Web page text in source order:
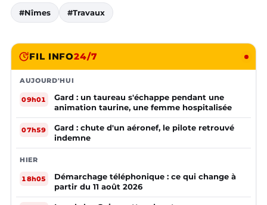
#Nîmes #Travaux
FIL INFO24/7
AUJOURD'HUI
09h01
Gard : un taureau s'échappe pendant une
animation taurine, une femme hospitalisée
07h59
Gard : chute d'un aéronef, le pilote retrouvé
indemne
HIER
18h05
Démarchage téléphonique : ce qui change à
partir du 11 août 2026